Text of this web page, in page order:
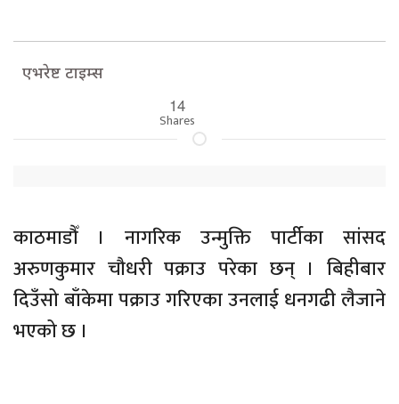
एभरेष्ट टाइम्स
14
Shares
काठमाडौँ । नागरिक उन्मुक्ति पार्टीका सांसद
अरुणकुमार चौधरी पक्राउ परेका छन् । बिहीबार
दिउँसो बाँकेमा पक्राउ गरिएका उनलाई धनगढी लैजाने
भएको छ ।